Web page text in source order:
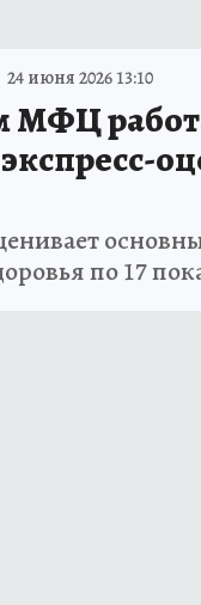
24 июня 2026 13:10
МФЦ
по 17